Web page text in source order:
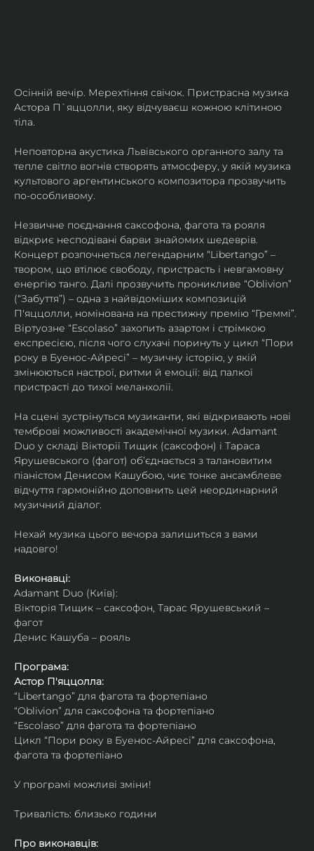
Осінній вечір. Мерехтіння свічок. Пристрасна музика
Астора П`яццолли, яку відчуваєш кожною клітиною
тіла.
Неповторна акустика Львівського органного залу та
тепле світло вогнів створять атмосферу, у якій музика
культового аргентинського композитора прозвучить
по-особливому.
Незвичне поєднання саксофона, фагота та рояля
відкриє несподівані барви знайомих шедеврів.
Концерт розпочнеться легендарним “Libertango” –
твором, що втілює свободу, пристрасть і невгамовну
енергію танго. Далі прозвучить проникливе “Oblivion”
(“Забуття”) – одна з найвідоміших композицій
П'яццолли, номінована на престижну премію “Греммі”.
Віртуозне “Escolaso” захопить азартом і стрімкою
експресією, після чого слухачі поринуть у цикл “Пори
року в Буенос-Айресі” – музичну історію, у якій
змінюються настрої, ритми й емоції: від палкої
пристрасті до тихої меланхолії.
На сцені зустрінуться музиканти, які відкривають нові
темброві можливості академічної музики. Adamant
Duo у складі Вікторії Тищик (саксофон) і Тараса
Ярушевського (фагот) об’єднається з талановитим
піаністом Денисом Кашубою, чиє тонке ансамблеве
відчуття гармонійно доповнить цей неординарний
музичний діалог.
Нехай музика цього вечора залишиться з вами
надовго!
Виконавці:
Adamant Duo (Київ):
Вікторія Тищик – саксофон, Тарас Ярушевський –
фагот
Денис Кашуба – рояль
Програма:
Астор П'яццолла:
“Libertango” для фагота та фортепіано
“Oblivion” для саксофона та фортепіано
“Escolaso” для фагота та фортепіано
Цикл “Пори року в Буенос-Айресі” для саксофона,
фагота та фортепіано
У програмі можливі зміни!
Тривалість: близько години
Про виконавців: